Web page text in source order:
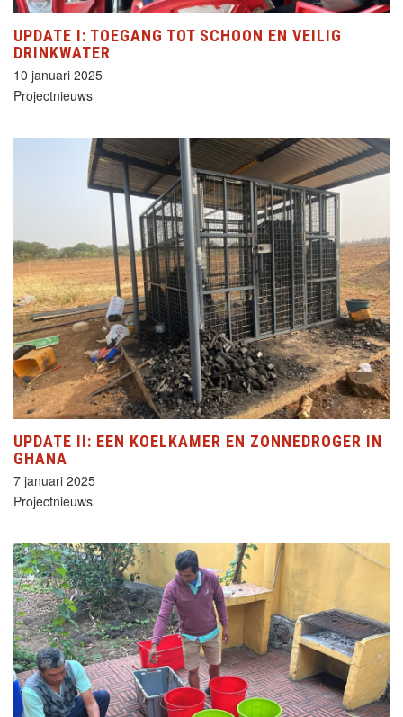
UPDATE I: TOEGANG TOT SCHOON EN VEILIG
DRINKWATER
10 januari 2025
Projectnieuws
UPDATE II: EEN KOELKAMER EN ZONNEDROGER IN
GHANA
7 januari 2025
Projectnieuws